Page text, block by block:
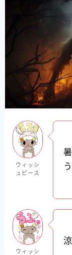
Explore Our
Version
ウィッシ
ュピース
ウィッシ